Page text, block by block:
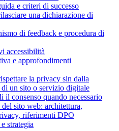
e criteri di successo
una dichiarazione di
di feedback e procedura di
accessibilità
e approfondimenti
la privacy sin dalla
di un sito o servizio digitale
il consenso quando necessario
sito web: architettura,
riferimenti DPO
strategia